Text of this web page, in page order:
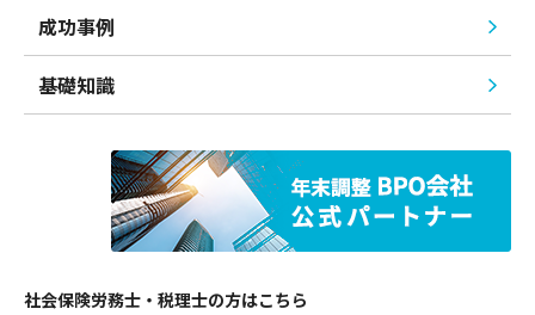
成功事例
基礎知識
社会保険労務士・税理士の方はこちら